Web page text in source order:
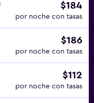
$184
por noche con tasas
$186
por noche con tasas
$112
por noche con tasas